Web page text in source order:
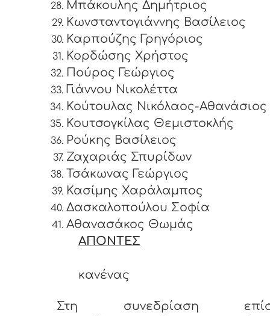
Μπάκουλης Δημήτριος
Κωνσταντογιάννης Βασίλειος
Καρπούζης Γρηγόριος
Κορδώσης Χρήστος
Πούρος Γεώργιος
Γιάννου Νικολέττα
Κούτουλας Νικόλαος-Αθανάσιος
Κουτσογκίλας Θεμιστοκλής
Ρούκης Βασίλειος
Ζαχαριάς Σπυρίδων
Τσάκωνας Γεώργιος
Κασίμης Χαράλαμπος
Δασκαλοπούλου Σοφία
Αθανασάκος Θωμάς
ΑΠΟΝΤΕΣ
κανένας
Στη συνεδρίαση